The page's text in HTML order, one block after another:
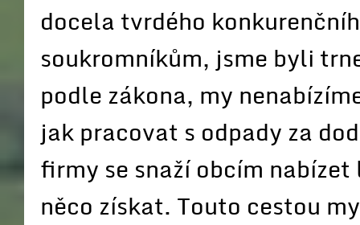
docela tvrdého
soukromníkům, jsme byli
podle zákona, my
jak pracovat s odpady za
firmy se snaží obcím
něco získat. Touto cestou